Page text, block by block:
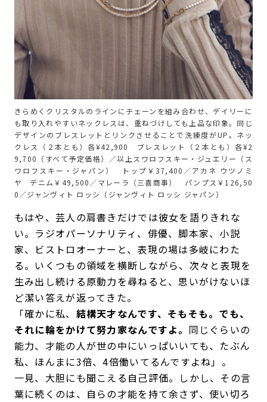
きらめくクリスタルのラインにチェーンを組み合わせ、デイリーに
も取り入れやすいネックレスは、重ねづけしても上品な印象。同じ
デザインのブレスレットとリンクさせることで洗練度がUP。ネッ
クレス（２本とも）各¥42,900 ブレスレット（２本とも）各¥2
9,700（すべて予定価格）／以上スワロフスキー・ジュエリー（ス
ワロフスキー・ジャパン） トップ￥37,400／アカネ ウツノミ
ヤ デニム￥49,500／マレーラ（三喜商事） パンプス￥126,50
0／ジャンヴィト ロッシ（ジャンヴィト ロッシ ジャパン）
もはや、芸人の肩書きだけでは彼女を語りきれな
い。ラジオパーソナリティ、俳優、脚本家、小説
家、ビストロオーナーと、表現の場は多岐にわた
る。いくつもの領域を横断しながら、次々と表現を
生み出し続ける原動力を尋ねると、思いがけないほ
ど潔い答えが返ってきた。
「確かに私、 結構天才なんです、そもそも。でも、
それに輪をかけて努力家なんですよ。 同じぐらいの
能力、才能の人が世の中にいっぱいいても、たぶん
私、ほんまに3倍、4倍働いてるんですよね」。
一見、大胆にも聞こえる自己評価。しかし、その言
葉に続くのは、自らの才能を持て余さず、使い切ろ